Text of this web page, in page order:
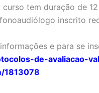
curso tem duração de
inscrito
e para se
de-avaliacao-
1813078